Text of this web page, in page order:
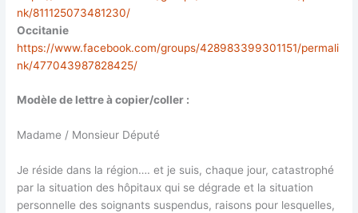
nk/811125073481230/
Occitanie
https://www.facebook.com/groups/428983399301151/permali
nk/477043987828425/
Modèle de lettre à copier/coller :
Madame / Monsieur Député
Je réside dans la région…. et je suis, chaque jour, catastrophé
par la situation des hôpitaux qui se dégrade et la situation
personnelle des soignants suspendus, raisons pour lesquelles,